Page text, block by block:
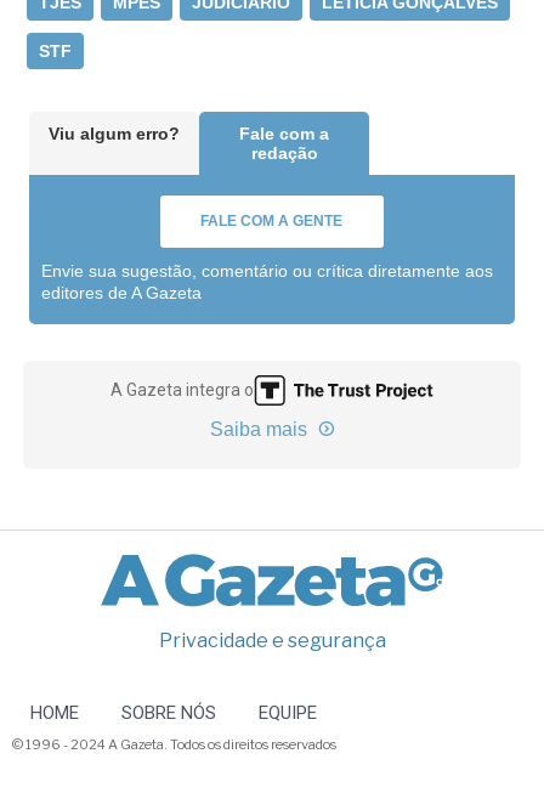
STF
Viu algum erro?
Fale com a
redação
FALE COM A GENTE
Envie sua sugestão, comentário ou crítica diretamente aos
editores de A Gazeta
A Gazeta integra o
Saiba mais
Privacidade e segurança
HOME SOBRE NÓS EQUIPE
© 1996 - 2024 A Gazeta. Todos os direitos reservados